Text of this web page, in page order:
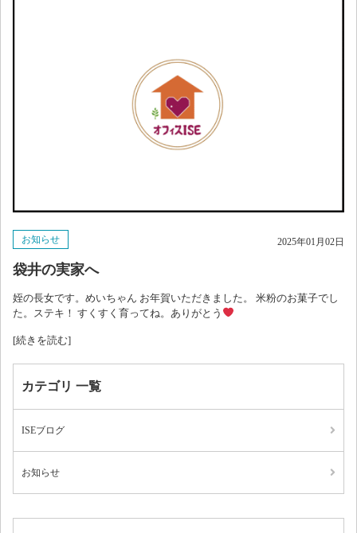
お知らせ 2025年01月02日
袋井の実家へ
姪の長女です。めいちゃん お年賀いただきました。 米粉のお菓子でし
た。ステキ！ すくすく育ってね。ありがとう
[続きを読む]
カテゴリ 一覧
ISEブログ
お知らせ